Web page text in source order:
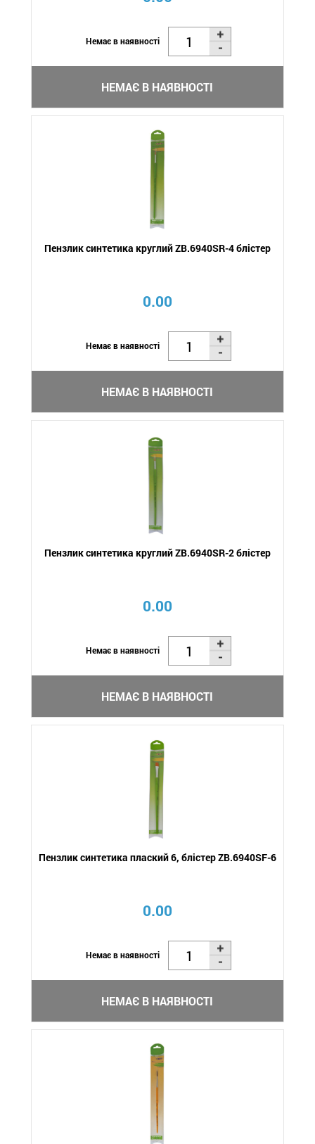
Немає в наявності
НЕМАЄ В НАЯВНОСТІ
Пензлик синтетика круглий ZB.6940SR-4 блістер
0.00
Немає в наявності
НЕМАЄ В НАЯВНОСТІ
Пензлик синтетика круглий ZB.6940SR-2 блістер
0.00
Немає в наявності
НЕМАЄ В НАЯВНОСТІ
Пензлик синтетика плаский 6, блістер ZB.6940SF-6
0.00
Немає в наявності
НЕМАЄ В НАЯВНОСТІ